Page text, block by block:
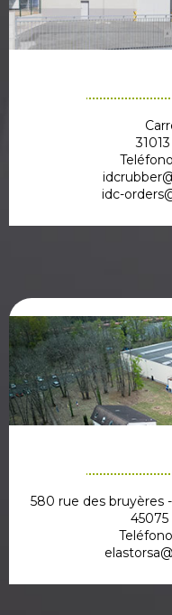
idc-
580 rue des bruyères
45075